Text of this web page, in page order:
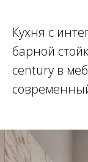
Кухня с
барной
century в